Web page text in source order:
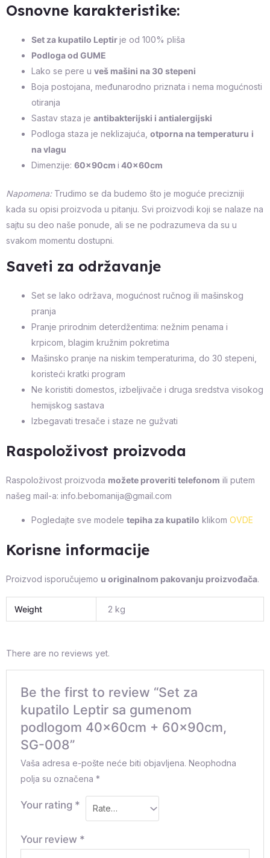
Osnovne karakteristike:
Set za kupatilo Leptirje od 100% pliša
Podloga od GUME
Lako se pere u veš mašini na 30 stepeni
Boja postojana, međunarodno priznata i nema mogućnosti
otiranja
Sastav staza je antibakterijski i antialergijski
Podloga staza je neklizajuća, otporna na temperaturu i
na vlagu
Dimenzije: 60x90cm i 40x60cm
Napomena:Trudimo se da budemo što je moguće precizniji
kada su opisi proizvoda u pitanju. Svi proizvodi koji se nalaze na
sajtu su deo naše ponude, ali se ne podrazumeva da su u
svakom momentu dostupni.
Saveti za održavanje
Set se lako održava, mogućnost ručnog ili mašinskog
pranja
Pranje prirodnim deterdžentima: nežnim penama i
krpicom, blagim kružnim pokretima
Mašinsko pranje na niskim temperaturima, do 30 stepeni,
koristeći kratki program
Ne koristiti domestos, izbeljivače i druga sredstva visokog
hemijskog sastava
Izbegavati tresače i staze ne gužvati
Raspoloživost proizvoda
Raspoloživost proizvoda možete proveriti telefonom ili putem
našeg mail-a: info.bebomanija@gmail.com
Pogledajte sve modele tepiha za kupatilo klikom OVDE
Korisne informacije
Proizvod isporučujemo u originalnom pakovanju proizvođača.
Weight 2 kg
There are no reviews yet.
Be the first to review “Set za
kupatilo Leptir sa gumenom
podlogom 40x60cm + 60x90cm,
SG-008”
Vaša adresa e-pošte neće biti objavljena. Neophodna
polja su označena*
Your rating *
Your review *